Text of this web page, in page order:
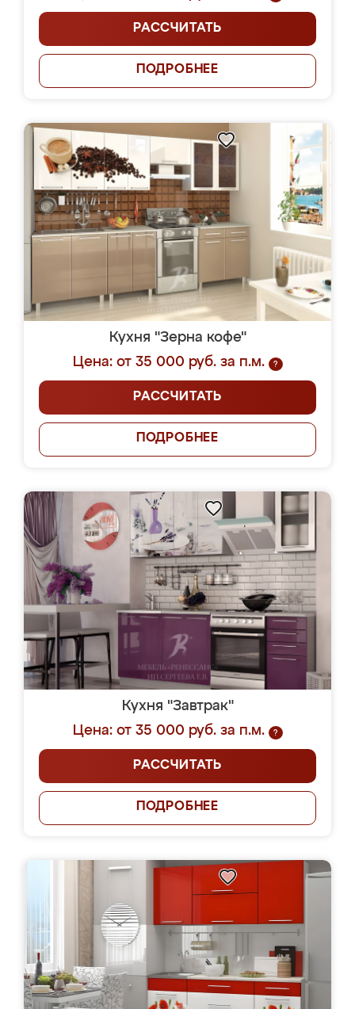
РАССЧИТАТЬ
ПОДРОБНЕЕ
Кухня "Зерна кофе"
Цена: от 35 000 руб. за п.м.
?
РАССЧИТАТЬ
ПОДРОБНЕЕ
Кухня "Завтрак"
Цена: от 35 000 руб. за п.м.
?
РАССЧИТАТЬ
ПОДРОБНЕЕ